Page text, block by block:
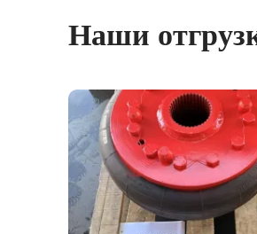
Наши